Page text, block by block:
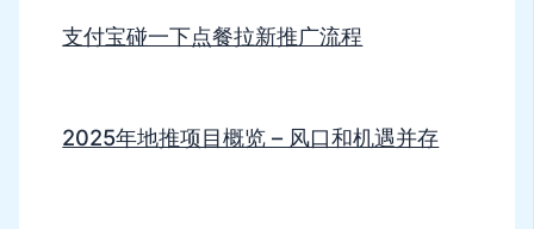
支付宝碰一下点餐拉新推广流程
2025年地推项目概览 – 风口和机遇并存